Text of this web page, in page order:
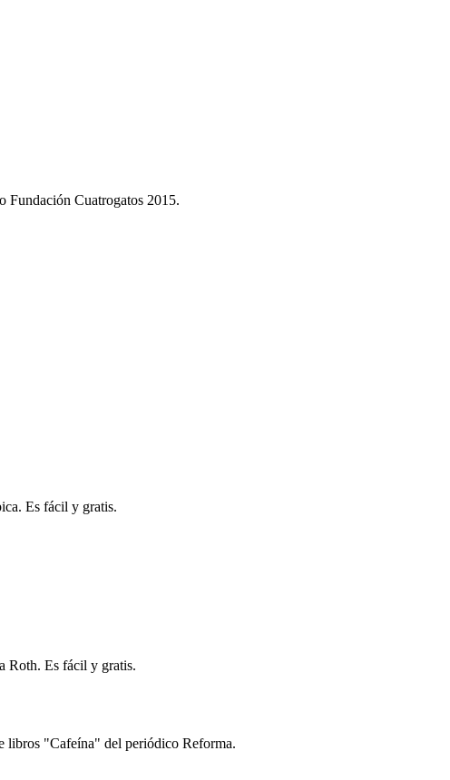
Fundación Cuatrogatos 2015.
Es fácil y gratis.
Roth. Es fácil y gratis.
libros "Cafeína" del periódico Reforma.